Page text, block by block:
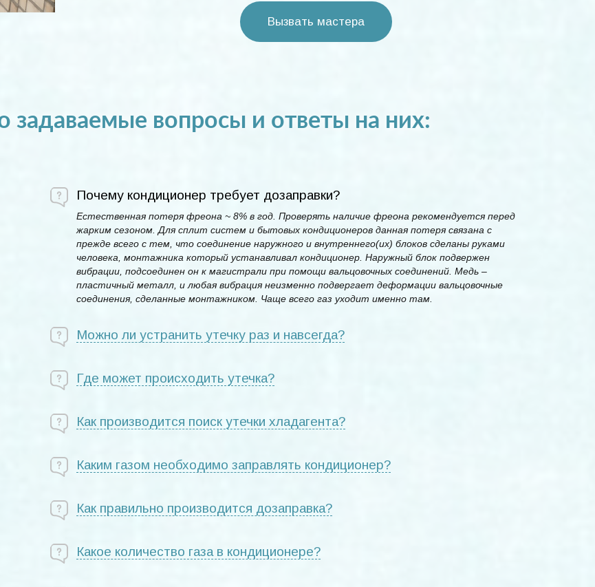
Вызвать мастера
задаваемые вопросы и ответы на них:
Почему кондиционер требует дозаправки?
Естественная потеря фреона ~ 8% в год. Проверять наличие фреона рекомендуется перед
жарким сезоном. Для сплит систем и бытовых кондиционеров данная потеря связана с
прежде всего с тем, что соединение наружного и внутреннего(их) блоков сделаны руками
человека, монтажника который устанавливал кондиционер. Наружный блок подвержен
вибрации, подсоединен он к магистрали при помощи вальцовочных соединений. Медь –
пластичный металл, и любая вибрация неизменно подвергает деформации вальцовочные
соединения, сделанные монтажником. Чаще всего газ уходит именно там.
Можно ли устранить утечку раз и навсегда?
Где может происходить утечка?
Как производится поиск утечки хладагента?
Каким газом необходимо заправлять кондиционер?
Как правильно производится дозаправка?
Какое количество газа в кондиционере?